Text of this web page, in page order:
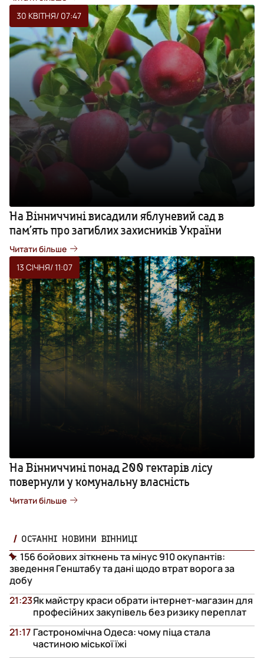
30 КВІТНЯ/ 07:47
На Вінниччині висадили яблуневий сад в
пам’ять про загиблих захисників України
Читати більше
13 СІЧНЯ/ 11:07
На Вінниччині понад 200 гектарів лісу
повернули у комунальну власність
Читати більше
ОСТАННІ НОВИНИ ВІННИЦІ
156 бойових зіткнень та мінус 910 окупантів:
зведення Генштабу та дані щодо втрат ворога за
добу
Як майстру краси обрати інтернет-магазин для
професійних закупівель без ризику переплат
21:23
Гастрономічна Одеса: чому піца стала
частиною міської їжі
21:17